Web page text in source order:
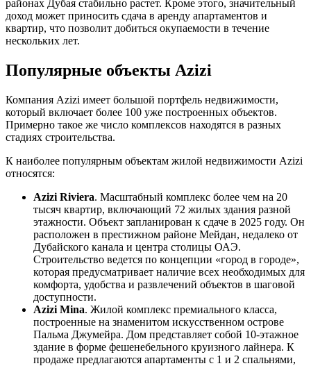
районах Дубая стабильно растет. Кроме этого, значительный
доход может приносить сдача в аренду апартаментов и
квартир, что позволит добиться окупаемости в течение
нескольких лет.
Популярные объекты Azizi
Компания Azizi имеет большой портфель недвижимости,
который включает более 100 уже построенных объектов.
Примерно такое же число комплексов находятся в разных
стадиях строительства.
К наиболее популярным объектам жилой недвижимости Azizi
относятся:
Azizi Riviera. Масштабный комплекс более чем на 20
тысяч квартир, включающий 72 жилых здания разной
этажности. Объект запланирован к сдаче в 2025 году. Он
расположен в престижном районе Мейдан, недалеко от
Дубайского канала и центра столицы ОАЭ.
Строительство ведется по концепции «город в городе»,
которая предусматривает наличие всех необходимых для
комфорта, удобства и развлечений объектов в шаговой
доступности.
Azizi Mina. Жилой комплекс премиального класса,
построенные на знаменитом искусственном острове
Пальма Джумейра. Дом представляет собой 10-этажное
здание в форме фешенебельного круизного лайнера. К
продаже предлагаются апартаменты с 1 и 2 спальнями,